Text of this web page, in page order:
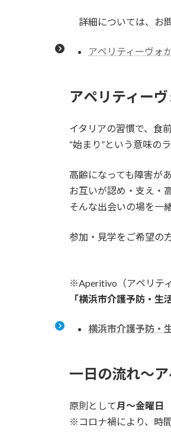
詳細については、お
アペリティーヴォ
アペリティー
イタリアの習慣で、食
“始まり”という意味の
高齢になっても障害が
お互いが認め・支え・
そんな出会いの場を一
参加・見学をご希望の
※Aperitivo（アペリテ
「横浜市介護予防・生
横浜市介護予防・
一日の流れ～
原則として月～金曜日
※コロナ禍により、時